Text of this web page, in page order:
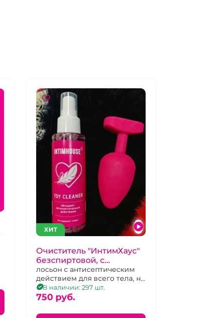
ХИТ
Очиститель "ИнтимХаус"
безспиртовой, с
фунгицидным
действием, разработан
при МГУ Ломоносова 110
мл
лосьон с антисептическим
действием для всего тела, не
содержит спирта.
В наличии: 297 шт.
750 pуб.